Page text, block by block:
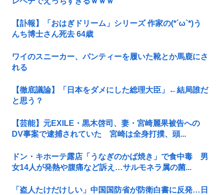
【訃報】「おはぎドリーム」シリーズ 作家の(*´ω`*)う
んち博士さん死去 64歳
ワイのスニーカー、パンティーを履いた靴とか馬鹿にさ
れる
【徹底議論】「日本をダメにした総理大臣」←結局誰だ
と思う？
【芸能】元EXILE・黒木啓司、妻・宮崎麗果被告への
DV事案で逮捕されていた 宮崎は全身打撲、頭...
ドン・キホーテ露店「うなぎのかば焼き」で食中毒 男
女14人が発熱や腹痛など訴え…サルモネラ属の菌...
「盗人たけだけしい」中国国防省が防衛白書に反発…日